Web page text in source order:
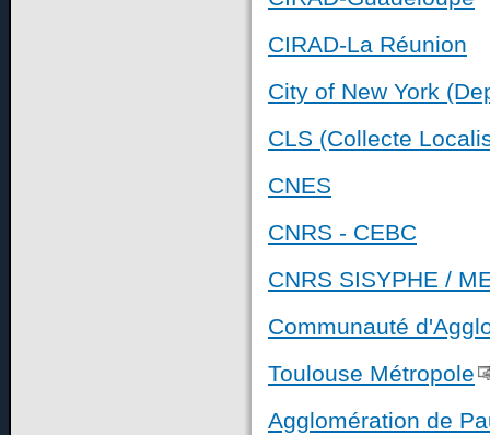
CIRAD-La Réunion
City of New York
CLS (Collecte
CNES
CNRS - CEBC
CNRS SISYPHE /
Communauté
Toulouse Métropole
Agglomération de